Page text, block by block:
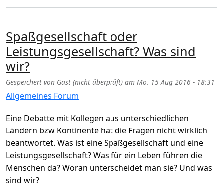
Spaßgesellschaft oder
Leistungsgesellschaft? Was sind
wir?
Gespeichert von Gast (nicht überprüft) am Mo. 15 Aug 2016 - 18:31
Allgemeines Forum
Eine Debatte mit Kollegen aus unterschiedlichen
Ländern bzw Kontinente hat die Fragen nicht wirklich
beantwortet. Was ist eine Spaßgesellschaft und eine
Leistungsgesellschaft? Was für ein Leben führen die
Menschen da? Woran unterscheidet man sie? Und was
sind wir?